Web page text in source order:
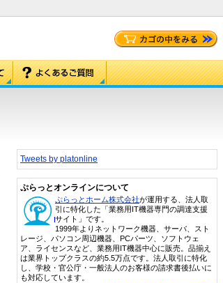
Tweets by platonline
ぷらっとオンラインについて
ぷらっとホーム株式会社が運用する、法人取
引に特化した「業務用IT機器専門の調達支援
サイト」です。
1999年よりネットワーク機器、サーバ、スト
レージ、パソコン周辺機器、PCパーツ、ソフトウェ
ア、ライセンスなど、業務用IT機器中心に販売。品揃え
は業界トップクラスの約5.5万点です。法人取引に特化
し、学校・官公庁・一般法人のお客様の請求書後払いに
も対応しています。